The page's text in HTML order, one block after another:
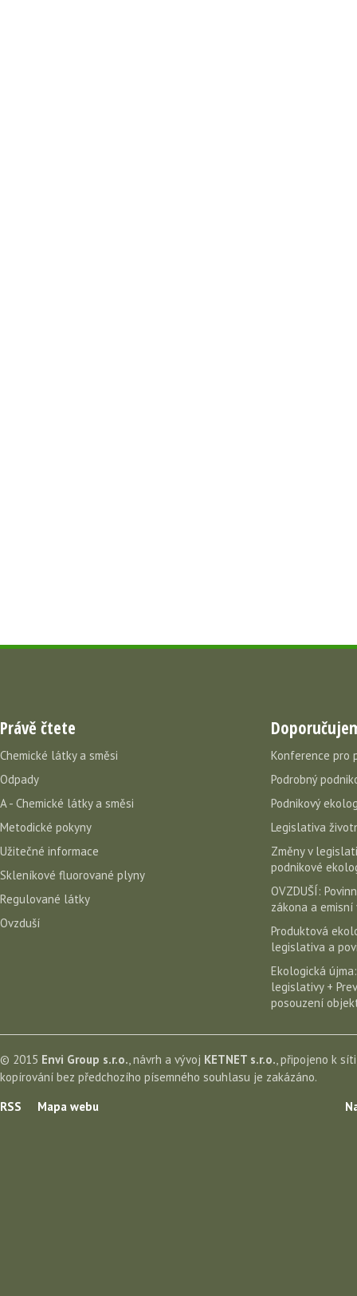
Právě čtete
Chemické látky a směsi
Odpady
A - Chemické látky a směsi
Metodické pokyny
Užitečné informace
Skleníkové fluorované plyny
Regulované látky
Ovzduší
Konference pro
Podrobný
Podnikový
Legislativa
Změny v
podnikové
OVZDUŠÍ:
zákona a emisní
Produktová
legislativa a
Ekologická
legislativy +
posouzení
© 2015 Envi Group s.r.o., návrh a vývoj KETNET s.r.o., připojeno k
kopírování bez předchozího písemného souhlasu je zakázáno.
RSS
Mapa webu